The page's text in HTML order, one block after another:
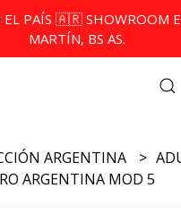
EL PAÍS 🇦🇷 SHOWROOM
MARTÍN, BS AS.
ARGENTINA
ARGENTINA MOD 5